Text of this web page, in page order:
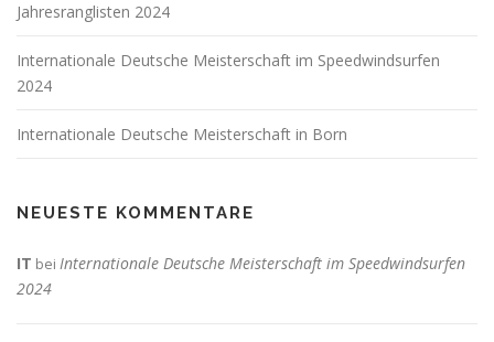
Jahresranglisten 2024
Internationale Deutsche Meisterschaft im Speedwindsurfen
2024
Internationale Deutsche Meisterschaft in Born
NEUESTE KOMMENTARE
IT bei Internationale Deutsche Meisterschaft im Speedwindsurfen
2024